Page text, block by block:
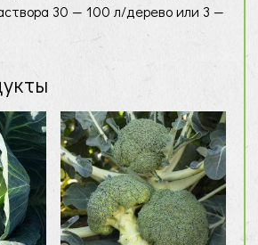
30 — 100 л/дерево или 3 —